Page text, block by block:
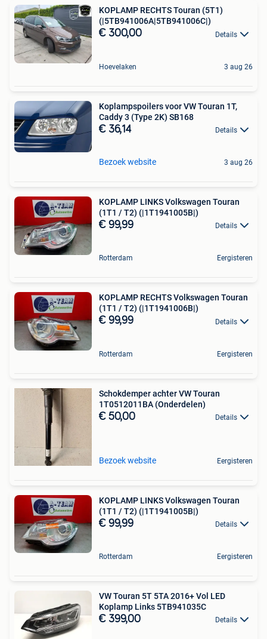
KOPLAMP RECHTS Touran (5T1)
(|5TB941006A|5TB941006C|)
€ 300,00 Details
Hoevelaken 3 aug 26
Koplampspoilers voor VW Touran 1T,
Caddy 3 (Type 2K) SB168
€ 36,14 Details
Bezoek website 3 aug 26
KOPLAMP LINKS Volkswagen Touran
(1T1 / T2) (|1T1941005B|)
€ 99,99 Details
Rotterdam Eergisteren
KOPLAMP RECHTS Volkswagen Touran
(1T1 / T2) (|1T1941006B|)
€ 99,99 Details
Rotterdam Eergisteren
Schokdemper achter VW Touran
1T0512011BA (Onderdelen)
€ 50,00 Details
Bezoek website Eergisteren
KOPLAMP LINKS Volkswagen Touran
(1T1 / T2) (|1T1941005B|)
€ 99,99 Details
Rotterdam Eergisteren
VW Touran 5T 5TA 2016+ Vol LED
Koplamp Links 5TB941035C
€ 399,00 Details